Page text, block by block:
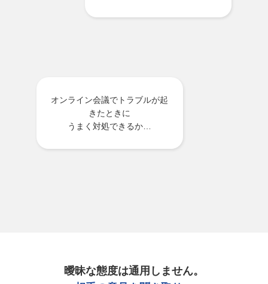
オンライン会議でトラブルが起
きたときに
うまく対処できるか…
曖昧な態度は通用しません。